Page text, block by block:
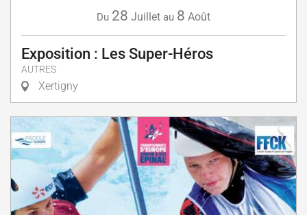
Du 28 Juillet au 8 Août
Exposition : Les Super-Héros
AUTRES
Xertigny